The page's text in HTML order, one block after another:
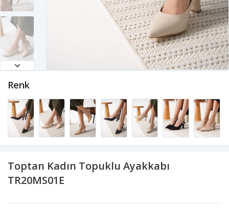
Toptan Kadın Topuklu Ayakkabı
TR20MS01E
Renk